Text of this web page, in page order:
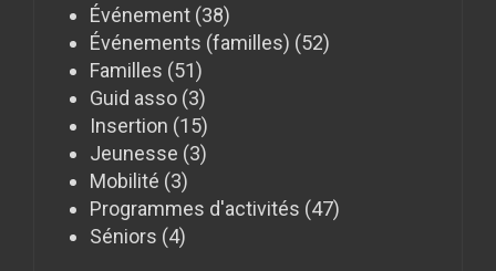
Événement (38)
Événements (familles) (52)
Familles (51)
Guid asso (3)
Insertion (15)
Jeunesse (3)
Mobilité (3)
Programmes d'activités (47)
Séniors (4)